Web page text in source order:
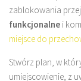
zablokowania
funkcjonalne i
miejsce do
Stwórz plan, w
umiejscowienie, z